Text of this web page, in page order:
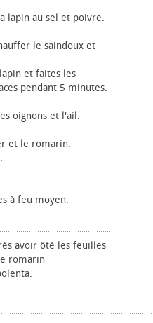
lapin au sel et poivre.
le saindoux et
et faites les
pendant 5 minutes.
oignons et l'ail.
et le romarin.
à feu moyen.
avoir ôté les feuilles
romarin